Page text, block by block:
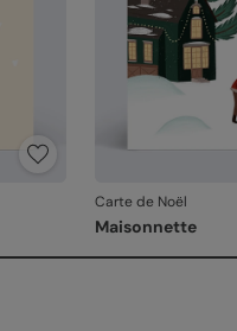
Carte de Noël
Maisonnette